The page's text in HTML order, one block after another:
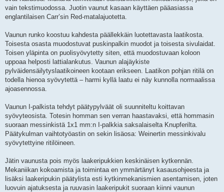
vain tekstimuodossa. Juotin vaunut kasaan käyttäen pääasiassa
englantilaisen Carr’sin Red-matalajuotetta.
Vaunun runko koostuu kahdesta päällekkäin luotettavasta laatikosta.
Toisesta osasta muodostuvat puskinpalkin muodot ja toisesta sivulaidat.
Toisen yläpinta on puolisyövytetty siten, että muodostuvaan koloon
uppoaa helposti lattialankutus. Vaunun alajäykiste
pylväidensäilytyslaatikoineen kootaan erikseen. Laatikon pohjan ritilä on
todella hienoa syövytettä – harmi kyllä laatu ei näy kunnolla normaalissa
ajoasennossa.
Vaunun I-palkista tehdyt päätypylväät oli suunniteltu koittavan
syövyteosista. Totesin homman sen verran haastavaksi, että hommasin
suoraan messinkistä 1x1 mm:n I-palkkia saksalaiselta Knupferilta.
Päätykulman vaihtotyöastin on sekin lisäosa: Weinertin messinkivalu
syövytettyine ritilöineen.
Jätin vaunusta pois myös laakeripukkien keskinäisen kytkennän.
Mekaniikan kokoamista ja toimintaa en ymmärtänyt kasausohjeesta ja
lisäksi laakeripukin päätylista esti kytkinmekanismien asentamisen, joten
luovuin ajatuksesta ja ruuvasin laakeripukit suoraan kiinni vaunun